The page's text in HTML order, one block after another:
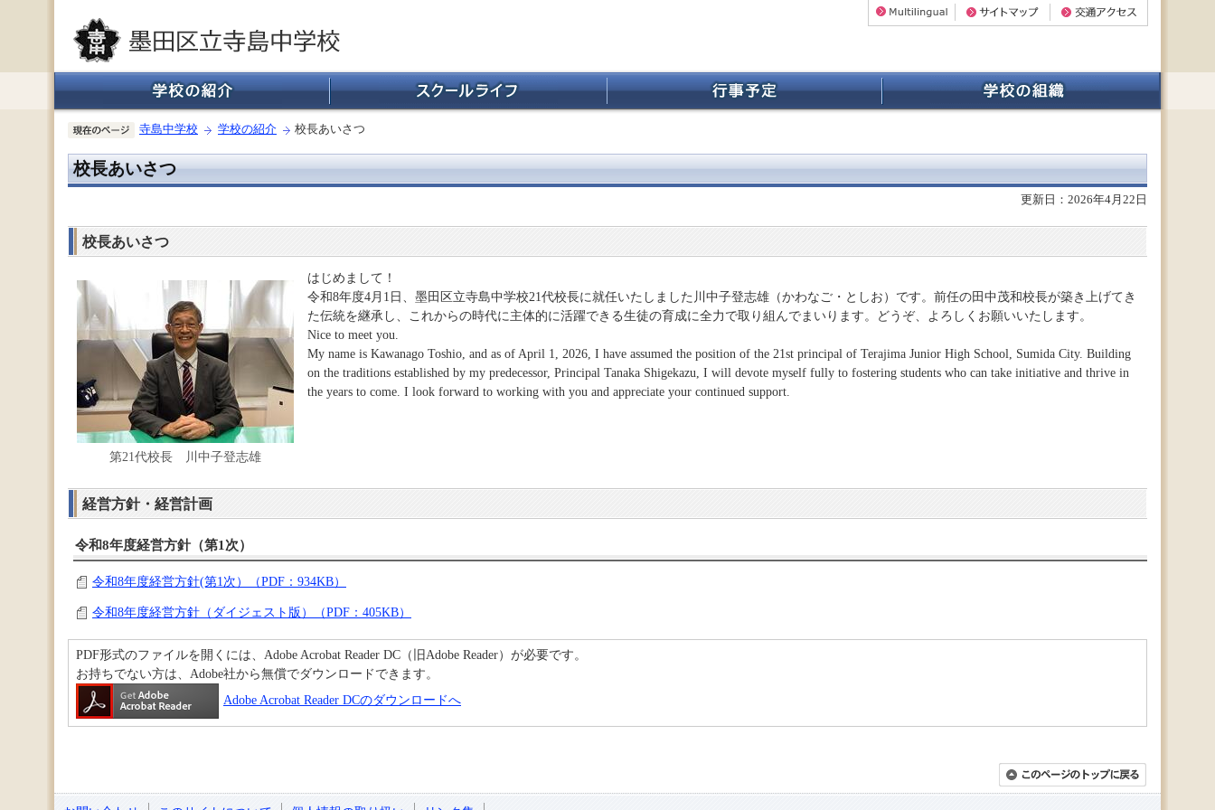
寺島中学校 学校の紹介 校長あいさつ
校長あいさつ
更新日：2026年4月22日
校長あいさつ
第21代校長 川中子登志雄
はじめまして！
令和8年度4月1日、墨田区立寺島中学校21代校長に就任いたしました川中子登志雄（かわなご・としお）です。前任の田中茂和校長が築き上げてき
た伝統を継承し、これからの時代に主体的に活躍できる生徒の育成に全力で取り組んでまいります。どうぞ、よろしくお願いいたします。
Nice to meet you.
My name is Kawanago Toshio, and as of April 1, 2026, I have assumed the position of the 21st principal of Terajima Junior High School, Sumida City. Building
on the traditions established by my predecessor, Principal Tanaka Shigekazu, I will devote myself fully to fostering students who can take initiative and thrive in
the years to come. I look forward to working with you and appreciate your continued support.
経営方針・経営計画
令和8年度経営方針（第1次）
令和8年度経営方針(第1次）（PDF：934KB）
令和8年度経営方針（ダイジェスト版）（PDF：405KB）
PDF形式のファイルを開くには、Adobe Acrobat Reader DC（旧Adobe Reader）が必要です。
お持ちでない方は、Adobe社から無償でダウンロードできます。
Adobe Acrobat Reader DCのダウンロードへ